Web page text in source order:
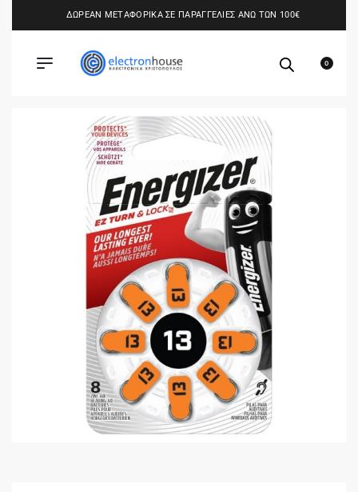
ΔΩΡΕΑΝ ΜΕΤΑΦΟΡΙΚΑ ΣΕ ΠΑΡΑΓΓΕΛΙΕΣ ΑΝΩ ΤΩΝ 100€
0